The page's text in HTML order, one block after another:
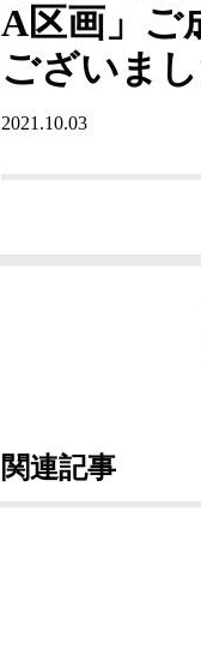
A区画」ご
ございまし
2021.10.03
関連記事